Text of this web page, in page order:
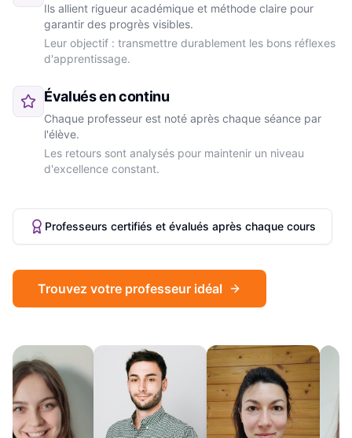
Ils allient rigueur académique et méthode claire pour
garantir des progrès visibles.
Leur objectif : transmettre durablement les bons réflexes
d'apprentissage.
Évalués en continu
Chaque professeur est noté après chaque séance par
l'élève.
Les retours sont analysés pour maintenir un niveau
d'excellence constant.
Professeurs certifiés et évalués après chaque cours
Trouvez votre professeur idéal